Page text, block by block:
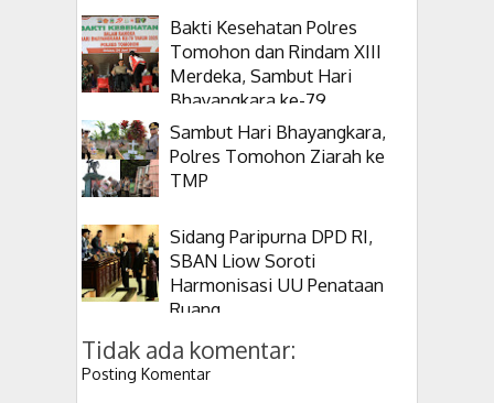
Bakti Kesehatan Polres
Tomohon dan Rindam XIII
Merdeka, Sambut Hari
Bhayangkara ke-79
Sambut Hari Bhayangkara,
Polres Tomohon Ziarah ke
TMP
Sidang Paripurna DPD RI,
SBAN Liow Soroti
Harmonisasi UU Penataan
Ruang
Tidak ada komentar:
Posting Komentar